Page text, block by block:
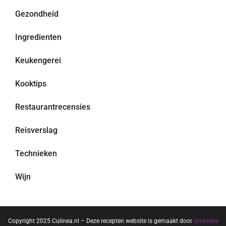
Gezondheid
Ingredienten
Keukengerei
Kooktips
Restaurantrecensies
Reisverslag
Technieken
Wijn
Copyright 2025 Culinea.nl – Deze recepten website is gemaakt door Umbrella